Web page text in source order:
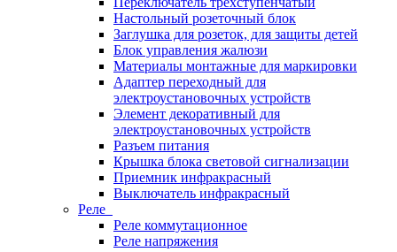
Настольный розеточный блок
Заглушка для розеток, для защиты детей
Блок управления жалюзи
Материалы монтажные для маркировки
Адаптер переходный для
электроустановочных устройств
Элемент декоративный для
электроустановочных устройств
Разъем питания
Крышка блока световой сигнализации
Приемник инфракрасный
Выключатель инфракрасный
Реле
Реле коммутационное
Реле напряжения